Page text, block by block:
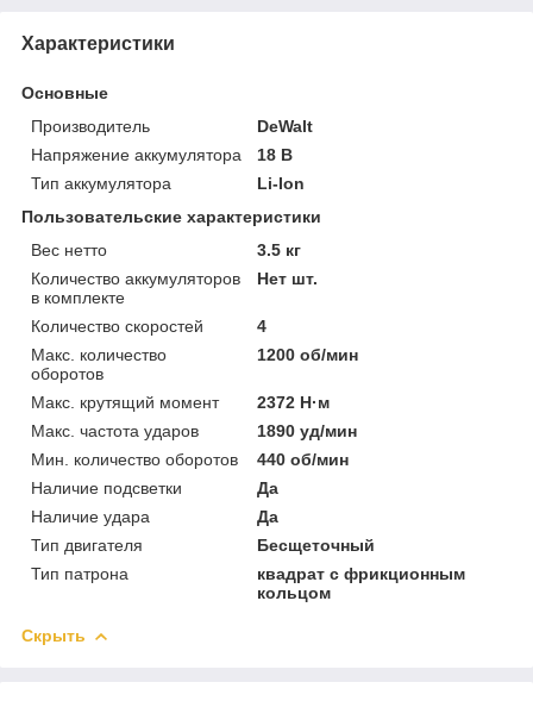
Характеристики
Основные
Производитель
DeWalt
Напряжение аккумулятора
18 В
Тип аккумулятора
Li-Ion
Пользовательские характеристики
Вес нетто
3.5 кг
Количество аккумуляторов
в комплекте
Нет шт.
Количество скоростей
4
Макс. количество
оборотов
1200 об/мин
Макс. крутящий момент
2372 Н·м
Макс. частота ударов
1890 уд/мин
Мин. количество оборотов
440 об/мин
Наличие подсветки
Да
Наличие удара
Да
Тип двигателя
Бесщеточный
Тип патрона
квадрат с фрикционным
кольцом
Скрыть